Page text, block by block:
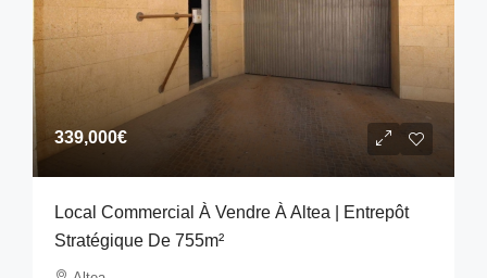
339,000€
Local Commercial À Vendre À Altea | Entrepôt
Stratégique De 755m²